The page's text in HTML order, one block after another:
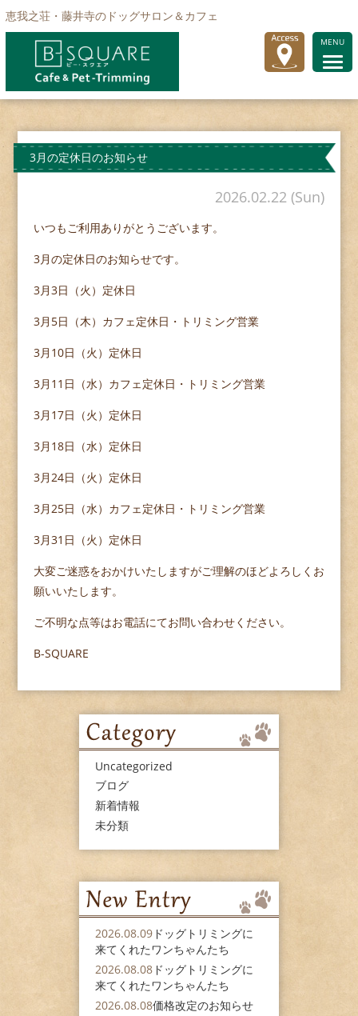
恵我之荘・藤井寺のドッグサロン＆カフェ
MENU
3月の定休日のお知らせ
2026.02.22 (Sun)
いつもご利用ありがとうございます。
3月の定休日のお知らせです。
3月3日（火）定休日
3月5日（木）カフェ定休日・トリミング営業
3月10日（火）定休日
3月11日（水）カフェ定休日・トリミング営業
3月17日（火）定休日
3月18日（水）定休日
3月24日（火）定休日
3月25日（水）カフェ定休日・トリミング営業
3月31日（火）定休日
大変ご迷惑をおかけいたしますがご理解のほどよろしくお
願いいたします。
ご不明な点等はお電話にてお問い合わせください。
B-SQUARE
Uncategorized
ブログ
新着情報
未分類
2026.08.09 ドッグトリミングに
来てくれたワンちゃんたち
2026.08.08 ドッグトリミングに
来てくれたワンちゃんたち
2026.08.08価格改定のお知らせ